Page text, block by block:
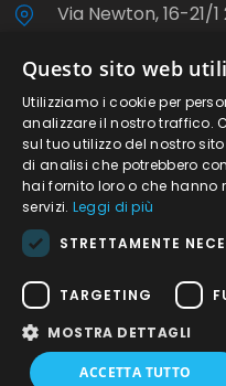
Via Newton, 16-21/1
+39 0233503310
info@milanoviti.it
©2026 Milanoviti S.r.l. -
Milano n.1248056 |
Web
Questo sito web
Utilizziamo i cookie per
analizzare il nostro traffico.
sul tuo utilizzo del nostro
di analisi che potrebbero
hai fornito loro o che hanno
servizi. Leggi di più
STRETTAMENTE
TARGETING
MOSTRA DETTAGLI
ACCETTA TUTTO